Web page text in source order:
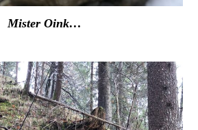
Mister Oink…